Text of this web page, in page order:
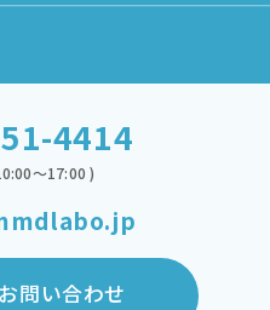
4414
～17:00 )
問い合わせ